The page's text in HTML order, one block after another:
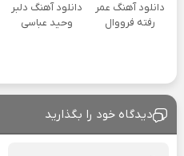
دانلود آهنگ عمر
رفته فرووال
دانلود آهنگ دلبر
وحید عباسی
دیدگاه خود را بگذارید